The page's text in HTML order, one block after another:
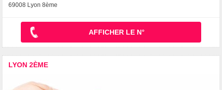
69008 Lyon 8ème
AFFICHER LE N°
LYON 2ÈME